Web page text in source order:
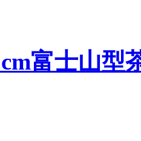
富士山型